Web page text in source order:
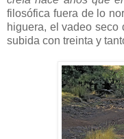
filosófica fuera de lo
higuera, el vadeo seco
subida con treinta y